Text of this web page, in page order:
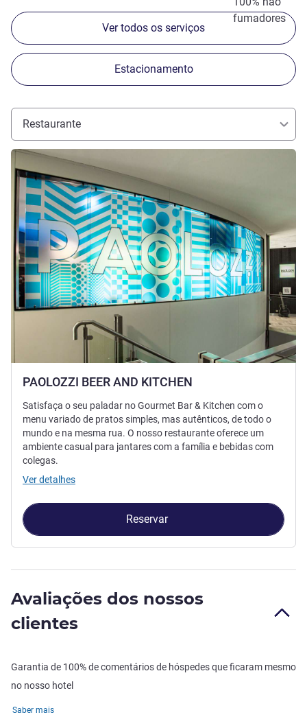
fumadores
Ver todos os serviços
Estacionamento
Restaurante
PAOLOZZI BEER AND KITCHEN
Ver detalhes
Satisfaça o seu paladar no Gourmet Bar & Kitchen com o
menu variado de pratos simples, mas autênticos, de todo o
mundo e na mesma rua. O nosso restaurante oferece um
ambiente casual para jantares com a família e bebidas com
colegas.
Ver detalhes
Reservar
Avaliações dos nossos
clientes
Garantia de 100% de comentários de hóspedes que ficaram mesmo
no nosso hotel
Saber mais